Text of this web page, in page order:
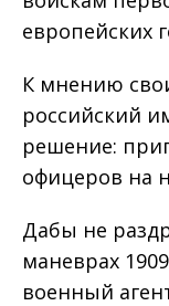
европейских
К мнению
российский
решение:
офицеров на
Дабы не
маневрах
военный